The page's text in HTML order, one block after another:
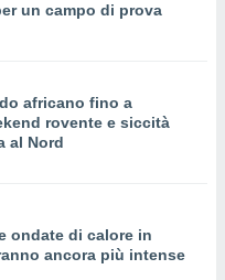
un campo di prova
africano fino a
rovente e siccità
al Nord
ondate di calore in
ancora più intense